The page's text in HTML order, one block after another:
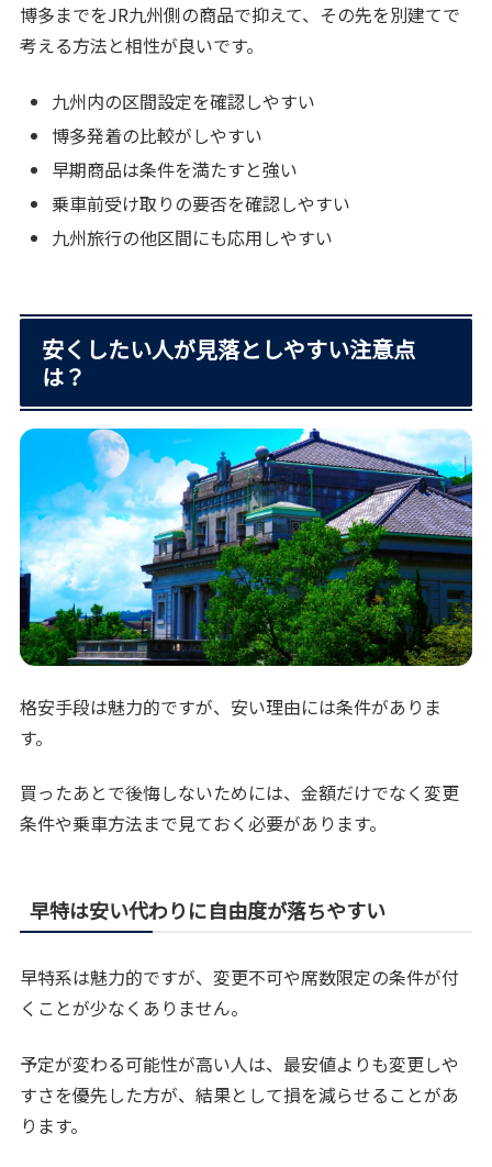
博多までをJR九州側の商品で抑えて、その先を別建てで
考える方法と相性が良いです。
九州内の区間設定を確認しやすい
博多発着の比較がしやすい
早期商品は条件を満たすと強い
乗車前受け取りの要否を確認しやすい
九州旅行の他区間にも応用しやすい
安くしたい人が見落としやすい注意点
は？
格安手段は魅力的ですが、安い理由には条件がありま
す。
買ったあとで後悔しないためには、金額だけでなく変更
条件や乗車方法まで見ておく必要があります。
早特は安い代わりに自由度が落ちやすい
早特系は魅力的ですが、変更不可や席数限定の条件が付
くことが少なくありません。
予定が変わる可能性が高い人は、最安値よりも変更しや
すさを優先した方が、結果として損を減らせることがあ
ります。